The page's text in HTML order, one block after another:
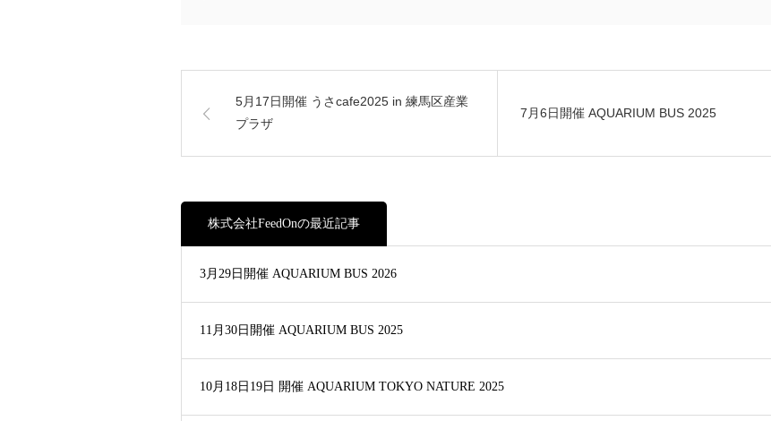
5月17日開催 うさcafe2025 in 練馬区産業
プラザ
7月6日開催 AQUARIUM BUS 2025
株式会社FeedOnの最近記事
3月29日開催 AQUARIUM BUS 2026
11月30日開催 AQUARIUM BUS 2025
10月18日19日 開催 AQUARIUM TOKYO NATURE 2025